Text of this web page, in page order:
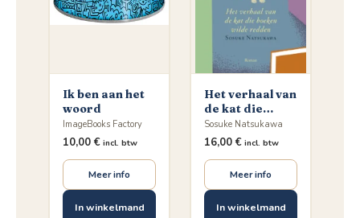
Ik ben aan het
woord
ImageBooks Factory
10,00 € incl. btw
Meer info
In winkelmand
Het verhaal van
de kat die
boeken wilde
redden
Sosuke Natsukawa
16,00 € incl. btw
Meer info
In winkelmand